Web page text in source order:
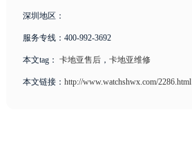
深圳地区：
服务专线：400-992-3692
本文tag： 卡地亚售后， 卡地亚维修
本文链接： http://www.watchshwx.com/2286.html